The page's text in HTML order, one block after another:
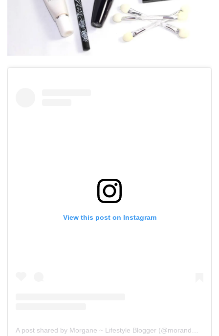
View this post on Instagram
A post shared by Morgane ~ Lifestyle Blogger (@morandmors)